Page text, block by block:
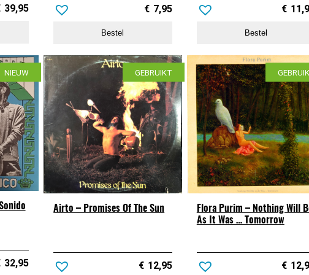
39,95 € 7,95
Bestel
€
Bestel
NIEUW
32,95
GEBRUIKT
Airto – Promises Of The Sun
€ 12,95
Flora Purim – Nothing Will
As It Was … Tomorrow
€